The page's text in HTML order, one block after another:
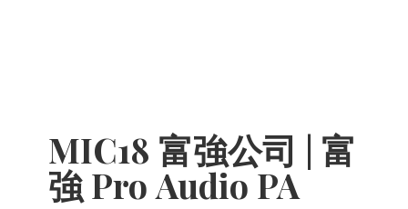
MIC18 富強公司 | 富
強 Pro Audio PA